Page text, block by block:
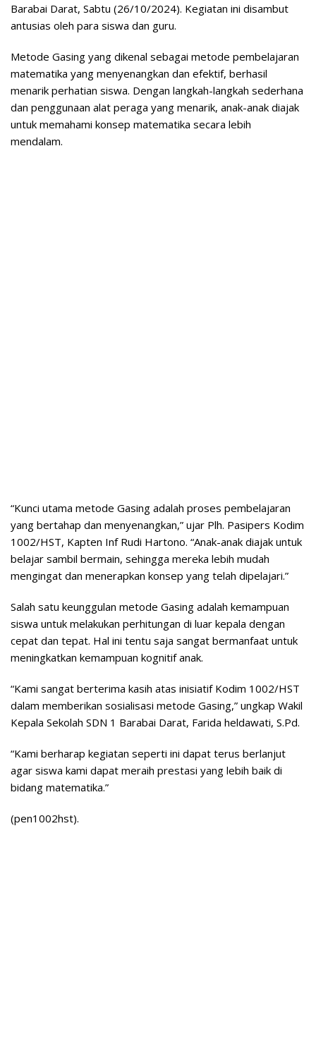
Barabai Darat, Sabtu (26/10/2024). Kegiatan ini disambut
antusias oleh para siswa dan guru.
Metode Gasing yang dikenal sebagai metode pembelajaran
matematika yang menyenangkan dan efektif, berhasil
menarik perhatian siswa. Dengan langkah-langkah sederhana
dan penggunaan alat peraga yang menarik, anak-anak diajak
untuk memahami konsep matematika secara lebih
mendalam.
“Kunci utama metode Gasing adalah proses pembelajaran
yang bertahap dan menyenangkan,” ujar Plh. Pasipers Kodim
1002/HST, Kapten Inf Rudi Hartono. “Anak-anak diajak untuk
belajar sambil bermain, sehingga mereka lebih mudah
mengingat dan menerapkan konsep yang telah dipelajari.”
Salah satu keunggulan metode Gasing adalah kemampuan
siswa untuk melakukan perhitungan di luar kepala dengan
cepat dan tepat. Hal ini tentu saja sangat bermanfaat untuk
meningkatkan kemampuan kognitif anak.
“Kami sangat berterima kasih atas inisiatif Kodim 1002/HST
dalam memberikan sosialisasi metode Gasing,” ungkap Wakil
Kepala Sekolah SDN 1 Barabai Darat, Farida heldawati, S.Pd.
“Kami berharap kegiatan seperti ini dapat terus berlanjut
agar siswa kami dapat meraih prestasi yang lebih baik di
bidang matematika.”
(pen1002hst).